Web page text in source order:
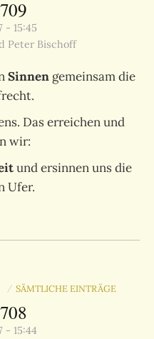
- 15:45
Peter Bischoff
Sinnen gemeinsam die
Das erreichen und
wir:
und ersinnen uns die
Ufer.
/ SÄMTLICHE EINTRÄGE
- 15:44